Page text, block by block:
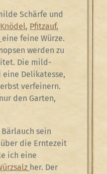
Schärfe und
Knödel, Pfitzauf,
eine feine Würze.
werden zu
Die mild-
eine Delikatesse,
verfeinern.
den Garten,
sein
die Erntezeit
ich eine
her. Der